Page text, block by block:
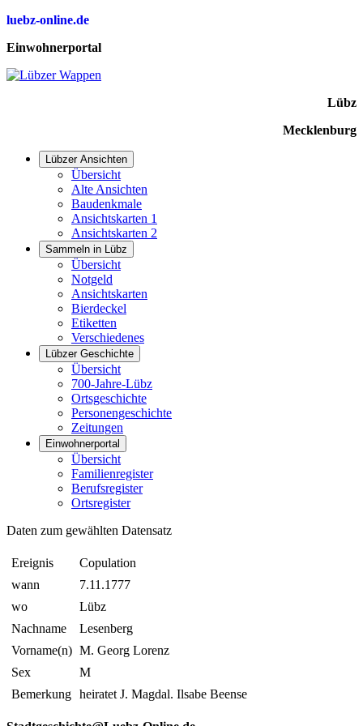
luebz-online.de
Einwohnerportal
Lübz
Mecklenburg
Lübzer Ansichten
Übersicht
Alte Ansichten
Baudenkmale
Ansichtskarten 1
Ansichtskarten 2
Sammeln in Lübz
Übersicht
Notgeld
Ansichtskarten
Bierdeckel
Etiketten
Verschiedenes
Lübzer Geschichte
Übersicht
700-Jahre-Lübz
Ortsgeschichte
Personengeschichte
Zeitungen
Einwohnerportal
Übersicht
Familienregister
Berufsregister
Ortsregister
Daten zum gewählten Datensatz
Ereignis
Copulation
wann
7.11.1777
wo
Lübz
Nachname
Lesenberg
Vorname(n) M. Georg Lorenz
Sex
M
Bemerkung heiratet J. Magdal. Ilsabe Beense